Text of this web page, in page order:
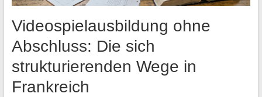
Videospielausbildung ohne
Abschluss: Die sich
strukturierenden Wege in
Frankreich